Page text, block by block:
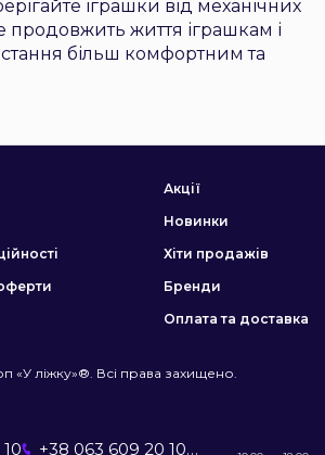
іграшки від механічних
життя іграшкам і
більш комфортним та
Акції
Новинки
Хіти продажів
Бренди
Оплата та доставка
«У ліжку»®. Всі права захищено.
+38 063 609 20 10